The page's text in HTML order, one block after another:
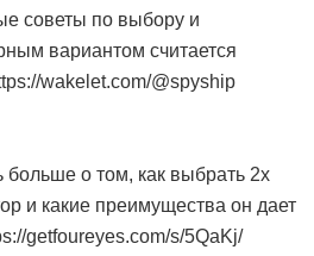
советы по выбору и
вариантом считается
wakelet.com/@spyship
больше о том, как выбрать 2х
и какие преимущества он дает
getfoureyes.com/s/5QaKj/